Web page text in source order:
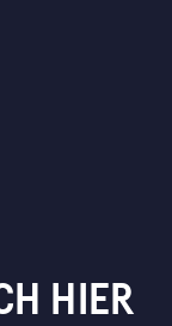
HIER